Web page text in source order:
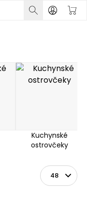
Kuchynské
ostrovčeky
Na stránke